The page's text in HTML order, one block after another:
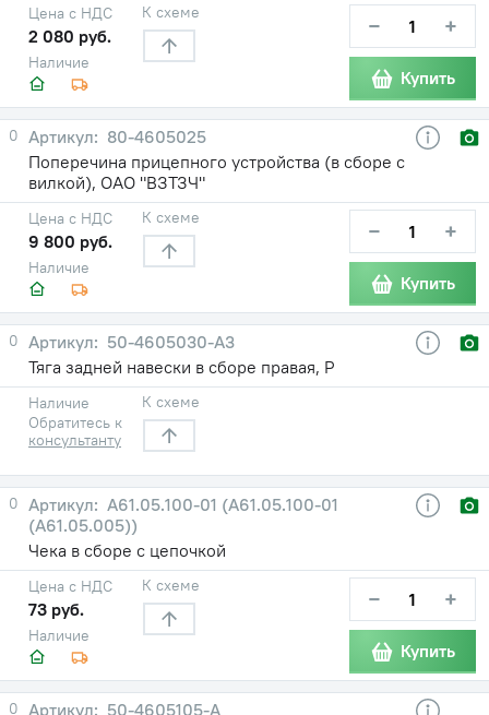
Наличие
Цена с НДС
2 080 руб.
К схеме − +
Купить
0
80-4605025
Поперечина прицепного устройства (в сборе с
вилкой), ОАО "ВЗТЗЧ"
Наличие
Цена с НДС
9 800 руб.
К схеме − +
Купить
0
50-4605030-А3
Тяга задней навески в сборе правая, Р
Наличие
Обратитесь к
консультанту
К схеме
0
А61.05.100-01 (А61.05.100-01
(А61.05.005))
Чека в сборе с цепочкой
Наличие
Цена с НДС
73 руб.
К схеме − +
Купить
0 50-4605105-А